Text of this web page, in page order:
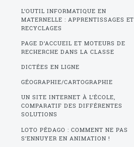
L’OUTIL INFORMATIQUE EN
MATERNELLE : APPRENTISSAGES ET
RECYCLAGES
PAGE D’ACCUEIL ET MOTEURS DE
RECHERCHE DANS LA CLASSE
DICTÉES EN LIGNE
GÉOGRAPHIE/CARTOGRAPHIE
UN SITE INTERNET À L’ÉCOLE,
COMPARATIF DES DIFFÉRENTES
SOLUTIONS
LOTO PÉDAGO : COMMENT NE PAS
S’ENNUYER EN ANIMATION !